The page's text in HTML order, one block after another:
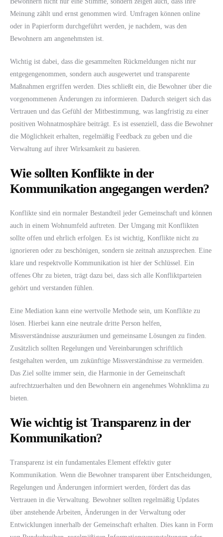
Meinung zählt und ernst genommen wird. Umfragen können online
oder in Papierform durchgeführt werden, je nachdem, was den
Bewohnern am angenehmsten ist.
Wichtig ist dabei, dass die gesammelten Rückmeldungen nicht nur
entgegengenommen, sondern auch ausgewertet und transparente
Maßnahmen ergriffen werden. Dies schließt ein, die Bewohner über die
vorgenommenen Änderungen zu informieren. Dadurch steigert sich das
Vertrauen und das Gefühl der Mitbestimmung, was langfristig zu einer
positiven Wohnatmosphäre beiträgt. Es ist essenziell, dass die Bewohner
die Möglichkeit erhalten, regelmäßig Feedback zu geben und die
Verwaltung auf ihrer Wirksamkeit zu basieren.
Wie sollten Konflikte in der
Kommunikation angegangen werden?
Konflikte sind ein normaler Bestandteil jeder Gemeinschaft und können
auch in einem Wohnumfeld auftreten. Der Umgang mit Konflikten
sollte offen und ehrlich erfolgen. Es ist wichtig, Konflikte nicht zu
ignorieren oder zu beschönigen, sondern sie zeitnah anzusprechen. Eine
klare und respektvolle Kommunikation ist hier der Schlüssel. Ein
offenes Ohr zu bieten, trägt dazu bei, dass sich alle Konfliktparteien
gehört und verstanden fühlen.
Eine Mediation kann eine wertvolle Methode sein, um Konflikte zu
lösen. Hierbei kann eine neutrale dritte Person helfen,
Missverständnisse auszuräumen und gemeinsame Lösungen zu finden.
Zusätzlich sollten Regelungen und Vereinbarungen schriftlich
festgehalten werden, um zukünftige Missverständnisse zu vermeiden.
Das Ziel sollte immer sein, die Harmonie in der Gemeinschaft
aufrechtzuerhalten und den Bewohnern ein angenehmes Wohnklima zu
bieten.
Wie wichtig ist Transparenz in der
Kommunikation?
Transparenz ist ein fundamentales Element effektiv guter
Kommunikation. Wenn die Bewohner transparent über Entscheidungen,
Regelungen und Änderungen informiert werden, fördert das das
Vertrauen in die Verwaltung. Bewohner sollten regelmäßig Updates
über anstehende Arbeiten, Änderungen in der Verwaltung oder
Entwicklungen innerhalb der Gemeinschaft erhalten. Dies kann in Form